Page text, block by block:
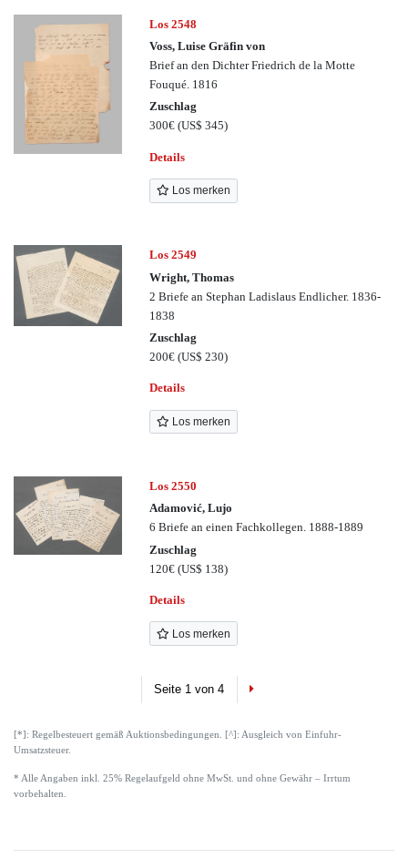
Los 2548
Voss, Luise Gräfin von
Brief an den Dichter Friedrich de la Motte
Fouqué. 1816
Zuschlag
300€(US$ 345)
Details
Los merken
Los 2549
Wright, Thomas
2 Briefe an Stephan Ladislaus Endlicher. 1836-
1838
Zuschlag
200€(US$ 230)
Details
Los merken
Los 2550
Adamović, Lujo
6 Briefe an einen Fachkollegen. 1888-1889
Zuschlag
120€(US$ 138)
Details
Los merken
Seite 1 von 4 Next
[*]: Regelbesteuert gemäß Auktionsbedingungen. [^]: Ausgleich von Einfuhr-
Umsatzsteuer.
* Alle Angaben inkl. 25% Regelaufgeld ohne MwSt. und ohne Gewähr – Irrtum
vorbehalten.